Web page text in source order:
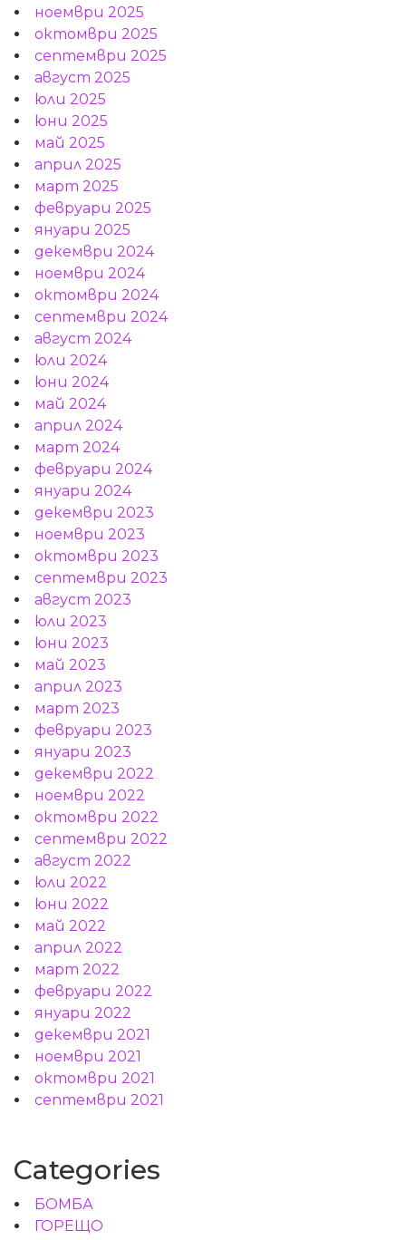
ноември 2025
октомври 2025
септември 2025
август 2025
юли 2025
юни 2025
май 2025
април 2025
март 2025
февруари 2025
януари 2025
декември 2024
ноември 2024
октомври 2024
септември 2024
август 2024
юли 2024
юни 2024
май 2024
април 2024
март 2024
февруари 2024
януари 2024
декември 2023
ноември 2023
октомври 2023
септември 2023
август 2023
юли 2023
юни 2023
май 2023
април 2023
март 2023
февруари 2023
януари 2023
декември 2022
ноември 2022
октомври 2022
септември 2022
август 2022
юли 2022
юни 2022
май 2022
април 2022
март 2022
февруари 2022
януари 2022
декември 2021
ноември 2021
октомври 2021
септември 2021
Categories
БОМБА
ГОРЕЩО